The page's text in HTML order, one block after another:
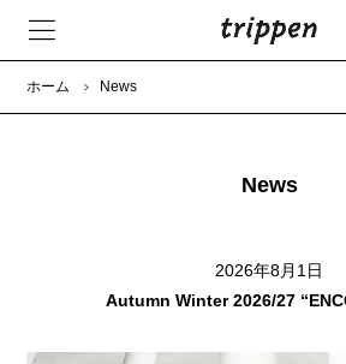
ホーム News
News
2026年8月1日
Autumn Winter 2026/27